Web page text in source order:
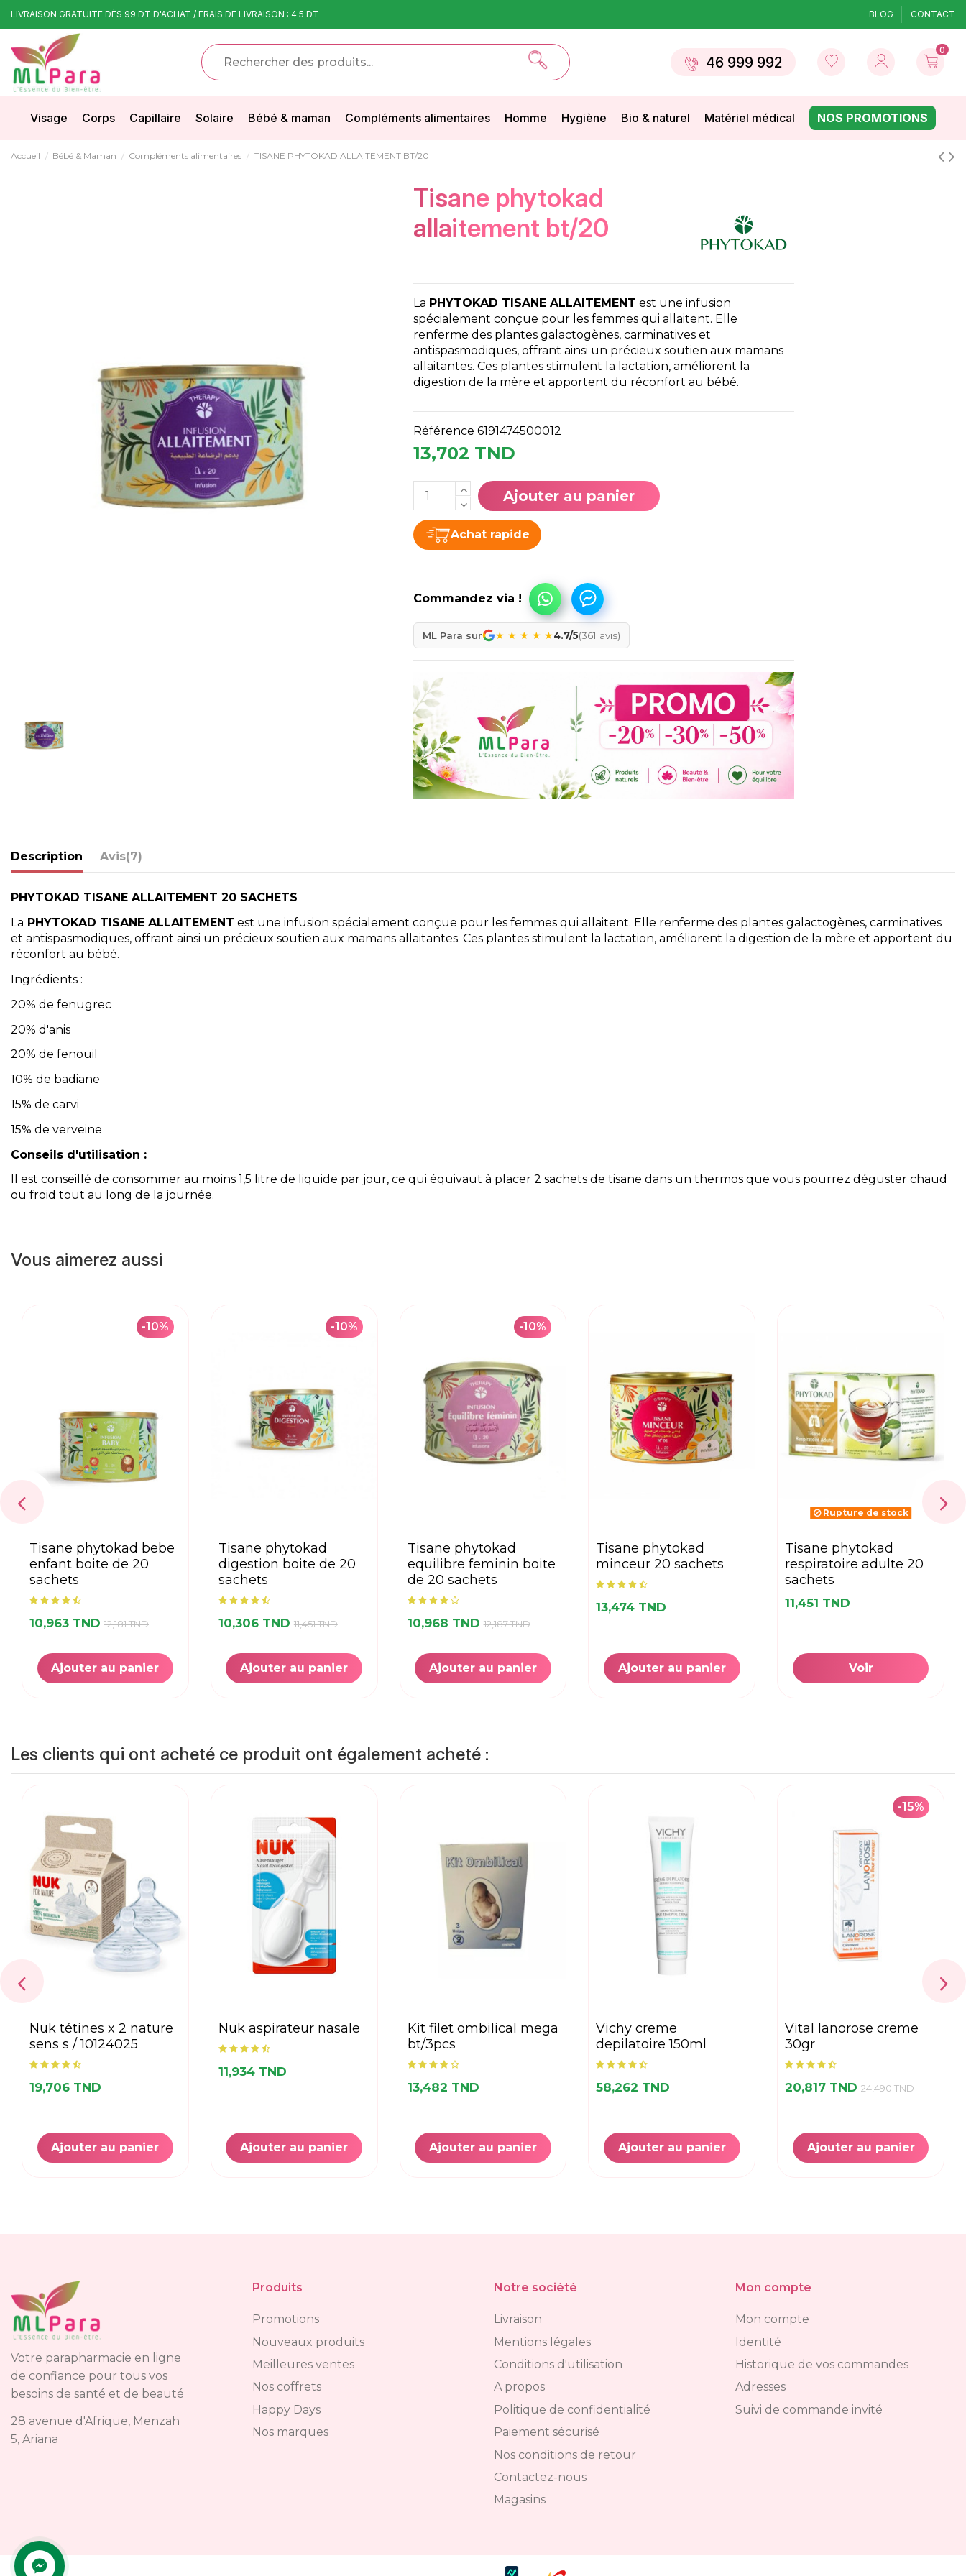
LIVRAISON GRATUITE DÈS 99 DT D'ACHAT / FRAIS DE LIVRAISON : 4.5 DT BLOG CONTACT
46 999 992
0
Visage Corps Capillaire Solaire Bébé & maman Compléments alimentaires Homme Hygiène Bio & naturel Matériel médical NOS PROMOTIONS
Accueil Bébé & Maman Compléments alimentaires TISANE PHYTOKAD ALLAITEMENT BT/20
tisane phytokad
allaitement bt/20
La PHYTOKAD TISANE ALLAITEMENT est une infusion
spécialement conçue pour les femmes qui allaitent. Elle
renferme des plantes galactogènes, carminatives et
antispasmodiques, offrant ainsi un précieux soutien aux mamans
allaitantes. Ces plantes stimulent la lactation, améliorent la
digestion de la mère et apportent du réconfort au bébé.
Référence 6191474500012
13,702 TND
Ajouter au panier
Achat rapide
ML Para sur ★ ★ ★ ★ ★4.7/5(361 avis)
Description Avis(7)
PHYTOKAD TISANE ALLAITEMENT 20 SACHETS
La PHYTOKAD TISANE ALLAITEMENT est une infusion spécialement conçue pour les femmes qui allaitent. Elle renferme des plantes galactogènes, carminatives
et antispasmodiques, offrant ainsi un précieux soutien aux mamans allaitantes. Ces plantes stimulent la lactation, améliorent la digestion de la mère et apportent du
réconfort au bébé.
Ingrédients :
20% de fenugrec
20% d'anis
20% de fenouil
10% de badiane
15% de carvi
15% de verveine
Conseils d'utilisation :
Il est conseillé de consommer au moins 1,5 litre de liquide par jour, ce qui équivaut à placer 2 sachets de tisane dans un thermos que vous pourrez déguster chaud
ou froid tout au long de la journée.
Vous aimerez aussi
-10%
tisane phytokad bebe
enfant boite de 20
sachets
10,963 TND 12,181 TND
Ajouter au panier
-10%
tisane phytokad
digestion boite de 20
sachets
10,306 TND 11,451 TND
Ajouter au panier
-10%
tisane phytokad
equilibre feminin boite
de 20 sachets
10,968 TND12,187 TND
Ajouter au panier
tisane phytokad
minceur 20 sachets
13,474 TND
Ajouter au panier
Rupture de stock
tisane phytokad
respiratoire adulte 20
sachets
11,451 TND
Voir
Les clients qui ont acheté ce produit ont également acheté :
nuk tétines x 2 nature
sens s / 10124025
19,706 TND
Ajouter au panier
nuk aspirateur nasale
11,934 TND
Ajouter au panier
kit filet ombilical mega
bt/3pcs
13,482 TND
Ajouter au panier
vichy creme
depilatoire 150ml
58,262 TND
Ajouter au panier
-15%
vital lanorose creme
30gr
20,817 TND24,490 TND
Ajouter au panier
Votre parapharmacie en ligne
de confiance pour tous vos
besoins de santé et de beauté
28 avenue d'Afrique, Menzah
5, Ariana
Produits
Promotions
Nouveaux produits
Meilleures ventes
Nos coffrets
Happy Days
Nos marques
Notre société
Livraison
Mentions légales
Conditions d'utilisation
A propos
Politique de confidentialité
Paiement sécurisé
Nos conditions de retour
Contactez-nous
Magasins
Mon compte
Mon compte
Identité
Historique de vos commandes
Adresses
Suivi de commande invité